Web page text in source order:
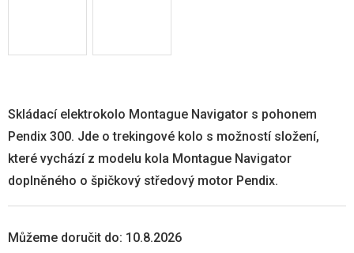
Můžeme doručit do: 10.8.2026
Skládací elektrokolo Montague Navigator s pohonem
Pendix 300. Jde o trekingové kolo s možností složení,
které vychází z modelu kola Montague Navigator
doplněného o špičkový středový motor Pendix.